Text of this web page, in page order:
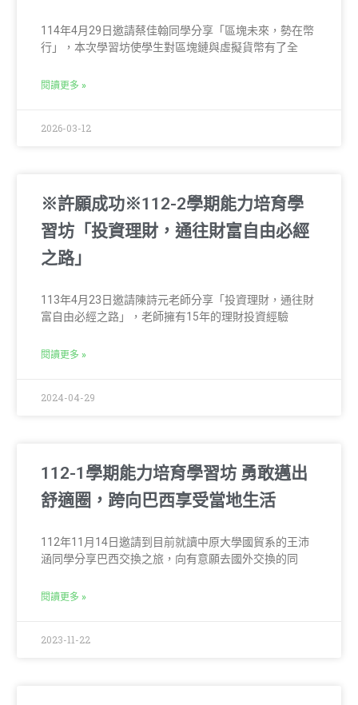
114年4月29日邀請蔡佳翰同學分享「區塊未來，勢在幣
行」，本次學習坊使學生對區塊鏈與虛擬貨幣有了全
閱讀更多 »
2026-03-12
※許願成功※112-2學期能力培育學
習坊「投資理財，通往財富自由必經
之路」
113年4月23日邀請陳詩元老師分享「投資理財，通往財
富自由必經之路」，老師擁有15年的理財投資經驗
閱讀更多 »
2024-04-29
112-1學期能力培育學習坊 勇敢邁出
舒適圈，跨向巴西享受當地生活
112年11月14日邀請到目前就讀中原大學國貿系的王沛
涵同學分享巴西交換之旅，向有意願去國外交換的同
閱讀更多 »
2023-11-22